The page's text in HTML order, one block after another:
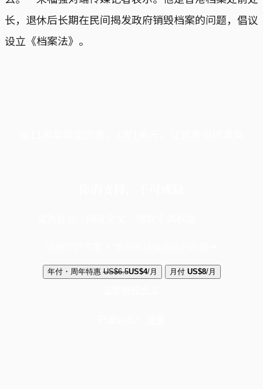
长，退休后长期在民间揭发政府销毁档案的问题，倡议
设立《档案法》。
年付・周年特惠 US$6.5US$4/月 月付 US$8/月